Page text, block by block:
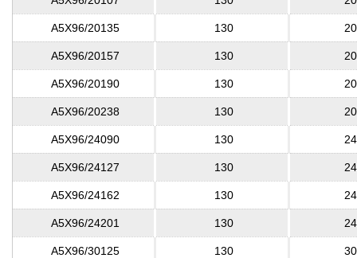
A5X96/20135 130
A5X96/20157 130
A5X96/20190 130
A5X96/20238 130
A5X96/24090 130
A5X96/24127 130
A5X96/24162 130
A5X96/24201 130
A5X96/30125 130